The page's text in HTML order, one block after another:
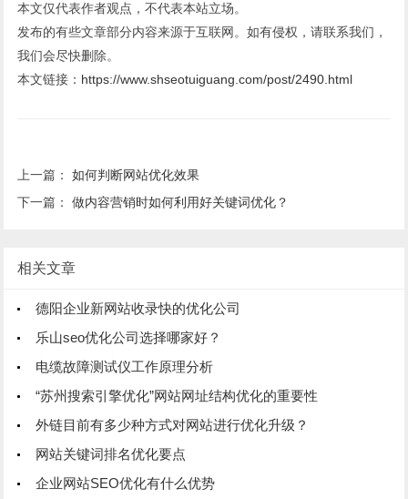
本文仅代表作者观点，不代表本站立场。
发布的有些文章部分内容来源于互联网。如有侵权，请联系我们，
我们会尽快删除。
本文链接： https://www.shseotuiguang.com/post/2490.html
上一篇：如何判断网站优化效果
下一篇：做内容营销时如何利用好关键词优化？
相关文章
德阳企业新网站收录快的优化公司
乐山seo优化公司选择哪家好？
电缆故障测试仪工作原理分析
“苏州搜索引擎优化”网站网址结构优化的重要性
外链目前有多少种方式对网站进行优化升级？
网站关键词排名优化要点
企业网站SEO优化有什么优势